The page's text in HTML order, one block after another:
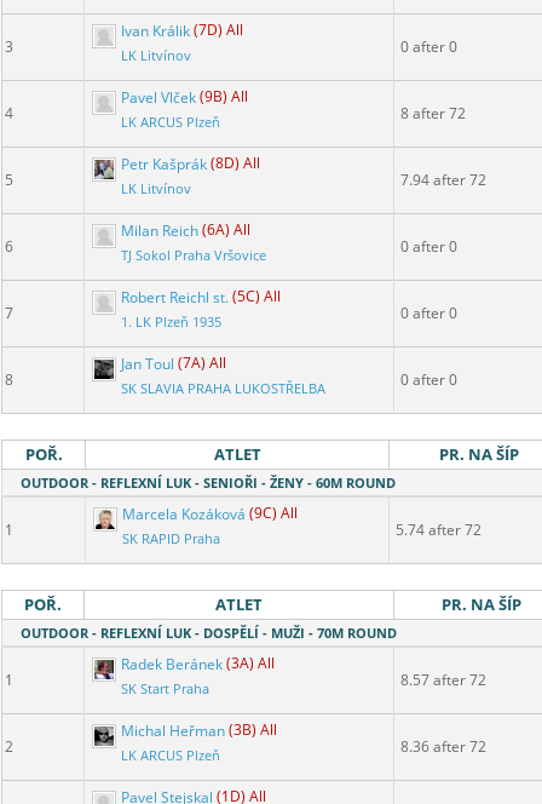
3
Ivan Králik(7D) All
LK Litvínov 0 after 0
4
Pavel Vlček(9B) All
LK ARCUS Plzeň 8 after 72
5
Petr Kašprák(8D) All
LK Litvínov 7.94 after 72
6
Milan Reich(6A) All
TJ Sokol Praha Vršovice 0 after 0
7
Robert Reichl st.(5C) All
1. LK Plzeň 1935 0 after 0
8
Jan Toul (7A) All
SK SLAVIA PRAHA LUKOSTŘELBA 0 after 0
POŘ. ATLET PR. NA ŠÍP
OUTDOOR - REFLEXNÍ LUK - SENIOŘI - ŽENY - 60M ROUND
1
Marcela Kozáková (9C) All
SK RAPID Praha 5.74 after 72
POŘ. ATLET PR. NA ŠÍP
OUTDOOR - REFLEXNÍ LUK - DOSPĚLÍ - MUŽI - 70M ROUND
1
Radek Beránek(3A) All
SK Start Praha 8.57 after 72
2
Michal Heřman(3B) All
LK ARCUS Plzeň 8.36 after 72
Pavel Stejskal (1D) All